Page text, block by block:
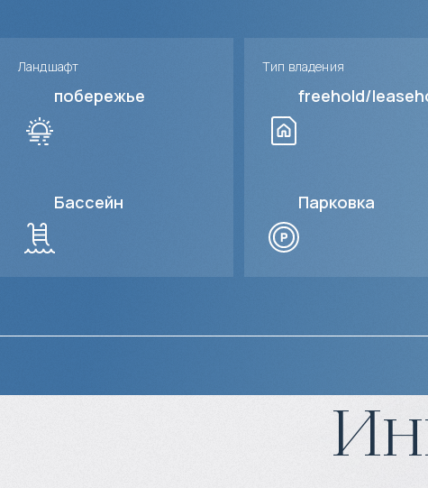
Ландшафт
побережье
Тип владения
freehold/
Бассейн Парковка